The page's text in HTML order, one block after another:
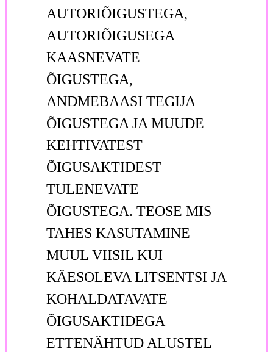
AUTORIÕIGUSTEGA,
AUTORIÕIGUSEGA
KAASNEVATE
ÕIGUSTEGA,
ANDMEBAASI TEGIJA
ÕIGUSTEGA JA MUUDE
KEHTIVATEST
ÕIGUSAKTIDEST
TULENEVATE
ÕIGUSTEGA. TEOSE MIS
TAHES KASUTAMINE
MUUL VIISIL KUI
KÄESOLEVA LITSENTSI JA
KOHALDATAVATE
ÕIGUSAKTIDEGA
ETTENÄHTUD ALUSTEL